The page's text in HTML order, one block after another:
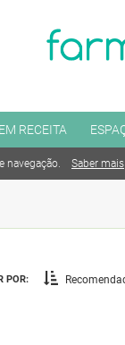
RECEITA
navegação. Saber mais
POR: